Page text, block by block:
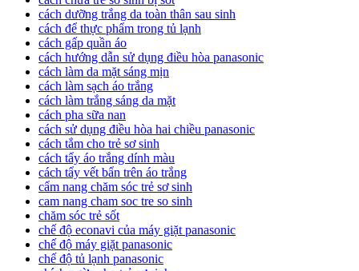
cách dưỡng trắng da toàn thân sau sinh
cách để thực phẩm trong tủ lạnh
cách gấp quần áo
cách hướng dẫn sử dụng điều hòa panasonic
cách làm da mặt sáng mịn
cách làm sạch áo trắng
cách làm trắng sáng da mặt
cách pha sữa nan
cách sử dụng điều hòa hai chiều panasonic
cách tắm cho trẻ sơ sinh
cách tẩy áo trắng dính màu
cách tẩy vết bẩn trên áo trắng
cẩm nang chăm sóc trẻ sơ sinh
cam nang cham soc tre so sinh
chăm sóc trẻ sốt
chế độ econavi của máy giặt panasonic
chế độ máy giặt panasonic
chế độ tủ lạnh panasonic